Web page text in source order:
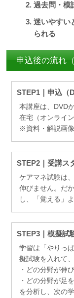
過去問・模
迷いやすい
られる
申込後の流れ
STEP1｜申込（
本講座は、DVD
在宅（オンライ
※資料・解説画
STEP2｜受講ス
ケアマネ試験は
伸びません。だ
し、「覚える」
STEP3｜模擬試
学習は「やりっ
擬試験を入れて、
・どの分野が伸
・どの分野が足
を分析し、次の